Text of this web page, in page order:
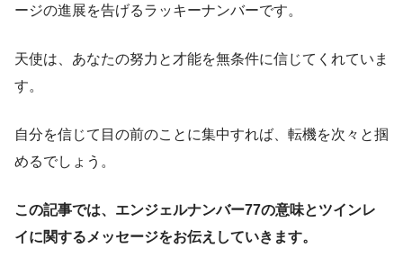
ージの進展を告げるラッキーナンバーです。
天使は、あなたの努力と才能を無条件に信じてくれていま
す。
自分を信じて目の前のことに集中すれば、転機を次々と掴
めるでしょう。
この記事では、エンジェルナンバー77の意味とツインレ
イに関するメッセージをお伝えしていきます。